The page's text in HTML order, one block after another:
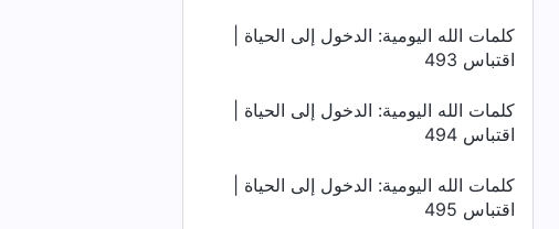
كلمات الله اليومية: الدخول إلى الحياة |
اقتباس 493
كلمات الله اليومية: الدخول إلى الحياة |
اقتباس 494
كلمات الله اليومية: الدخول إلى الحياة |
اقتباس 495